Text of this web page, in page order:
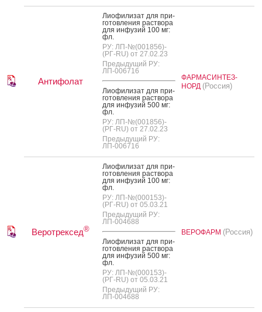
Антифолат
Ли­офи­лизат для при­
готов­ле­ния рас­тво­ра
для ин­фу­зий 100 мг:
фл.
РУ: ЛП-№(001856)-
(РГ-RU) от 27.02.23
Предыдущий РУ:
ЛП-006716
Ли­офи­лизат для при­
готов­ле­ния рас­тво­ра
для ин­фу­зий 500 мг:
фл.
РУ: ЛП-№(001856)-
(РГ-RU) от 27.02.23
Предыдущий РУ:
ЛП-006716
ФАРМАСИНТЕЗ-
НОРД (Россия)
Веротрексед®
Ли­офи­лизат для при­
готов­ле­ния рас­тво­ра
для ин­фу­зий 100 мг:
фл.
РУ: ЛП-№(000153)-
(РГ-RU) от 05.03.21
Предыдущий РУ:
ЛП-004688
Ли­офи­лизат для при­
готов­ле­ния рас­тво­ра
для ин­фу­зий 500 мг:
фл.
РУ: ЛП-№(000153)-
(РГ-RU) от 05.03.21
Предыдущий РУ:
ЛП-004688
ВЕРОФАРМ (Россия)